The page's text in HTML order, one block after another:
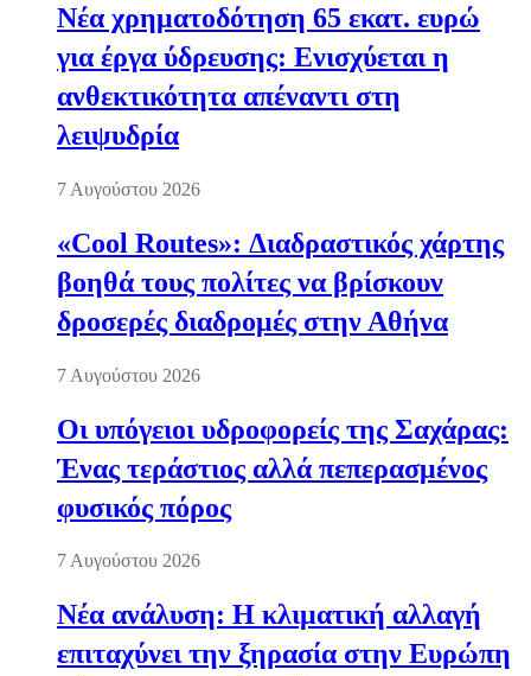
Νέα χρηματοδότηση 65 εκατ. ευρώ
για έργα ύδρευσης: Ενισχύεται η
ανθεκτικότητα απέναντι στη
λειψυδρία
7 Αυγούστου 2026
«Cool Routes»: Διαδραστικός χάρτης
βοηθά τους πολίτες να βρίσκουν
δροσερές διαδρομές στην Αθήνα
7 Αυγούστου 2026
Οι υπόγειοι υδροφορείς της Σαχάρας:
Ένας τεράστιος αλλά πεπερασμένος
φυσικός πόρος
7 Αυγούστου 2026
Νέα ανάλυση: Η κλιματική αλλαγή
επιταχύνει την ξηρασία στην Ευρώπη